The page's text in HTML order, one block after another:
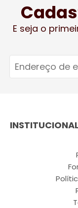
E seja o
INSTITUCIONAL